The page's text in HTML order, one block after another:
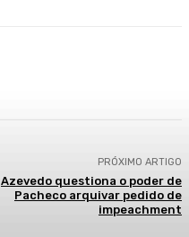
PRÓXIMO ARTIGO
Azevedo questiona o poder de
Pacheco arquivar pedido de
impeachment